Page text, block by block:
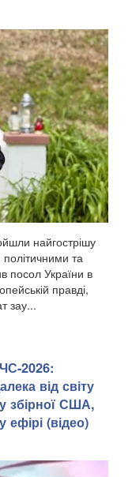
найгострішу
та
посол України в
правді,
зау...
2026:
від світу
збірної США,
(відео)